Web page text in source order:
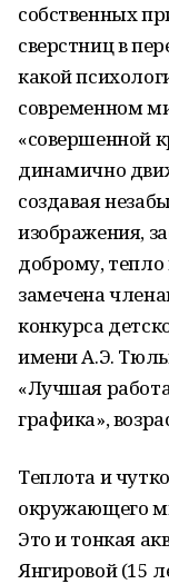
собственных
сверстниц в
какой
современном
«совершенной
динамично
создавая
изображения,
доброму,
замечена
конкурса
имени А.Э.
«Лучшая
графика»,
Теплота и
окружающего
Это и тонкая
Янгировой (15